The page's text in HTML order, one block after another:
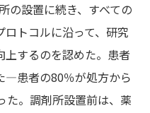
の設置に続き、すべての
トコルに沿って、研究
するのを認めた。患者
―患者の80％が処方から
た。調剤所設置前は、薬